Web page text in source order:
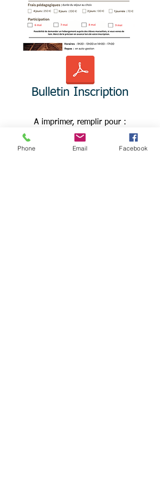
Bulletin Inscription
A imprimer, remplir pour :
- à Anne-Lyse Motte
Phone Email Facebook